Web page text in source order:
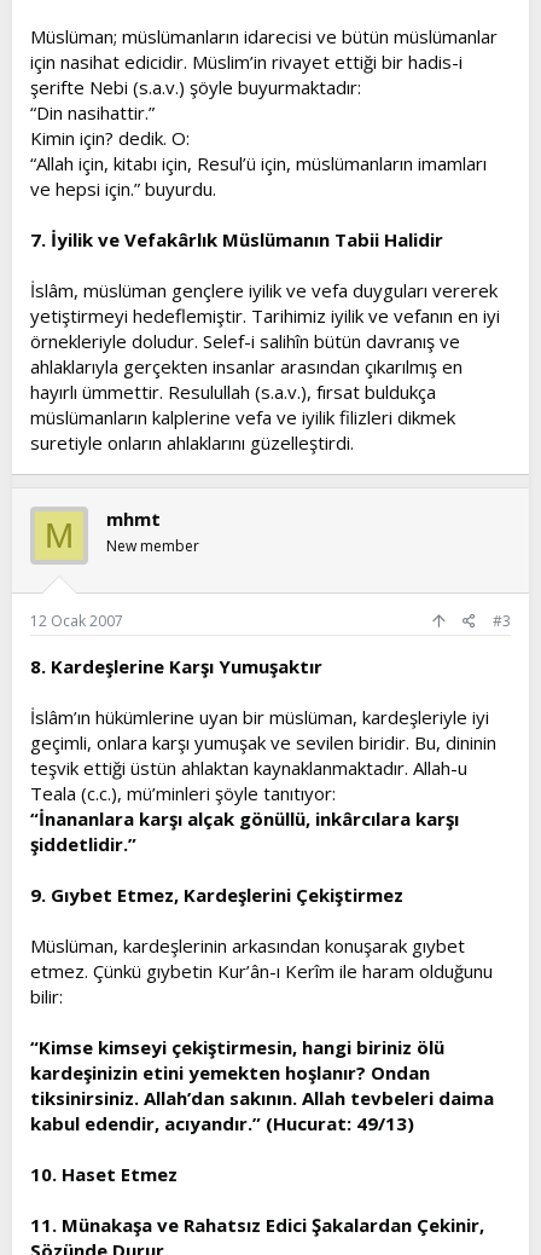
Müslüman; müslümanların idarecisi ve bütün müslümanlar
için nasihat edicidir. Müslim’in rivayet ettiği bir hadis-i
şerifte Nebi (s.a.v.) şöyle buyurmaktadır:
“Din nasihattir.”
Kimin için? dedik. O:
“Allah için, kitabı için, Resul’ü için, müslümanların imamları
ve hepsi için.” buyurdu.
7. İyilik ve Vefakârlık Müslümanın Tabii Halidir
İslâm, müslüman gençlere iyilik ve vefa duyguları vererek
yetiştirmeyi hedeflemiştir. Tarihimiz iyilik ve vefanın en iyi
örnekleriyle doludur. Selef-i salihîn bütün davranış ve
ahlaklarıyla gerçekten insanlar arasından çıkarılmış en
hayırlı ümmettir. Resulullah (s.a.v.), fırsat buldukça
müslümanların kalplerine vefa ve iyilik filizleri dikmek
suretiyle onların ahlaklarını güzelleştirdi.
M mhmt
New member
12 Ocak 2007 #3
8. Kardeşlerine Karşı Yumuşaktır
İslâm’ın hükümlerine uyan bir müslüman, kardeşleriyle iyi
geçimli, onlara karşı yumuşak ve sevilen biridir. Bu, dininin
teşvik ettiği üstün ahlaktan kaynaklanmaktadır. Allah-u
Teala (c.c.), mü’minleri şöyle tanıtıyor:
“İnananlara karşı alçak gönüllü, inkârcılara karşı
şiddetlidir.”
9. Gıybet Etmez, Kardeşlerini Çekiştirmez
Müslüman, kardeşlerinin arkasından konuşarak gıybet
etmez. Çünkü gıybetin Kur’ân-ı Kerîm ile haram olduğunu
bilir:
“Kimse kimseyi çekiştirmesin, hangi biriniz ölü
kardeşinizin etini yemekten hoşlanır? Ondan
tiksinirsiniz. Allah’dan sakının. Allah tevbeleri daima
kabul edendir, acıyandır.” (Hucurat: 49/13)
10. Haset Etmez
11. Münakaşa ve Rahatsız Edici Şakalardan Çekinir,
Sözünde Durur